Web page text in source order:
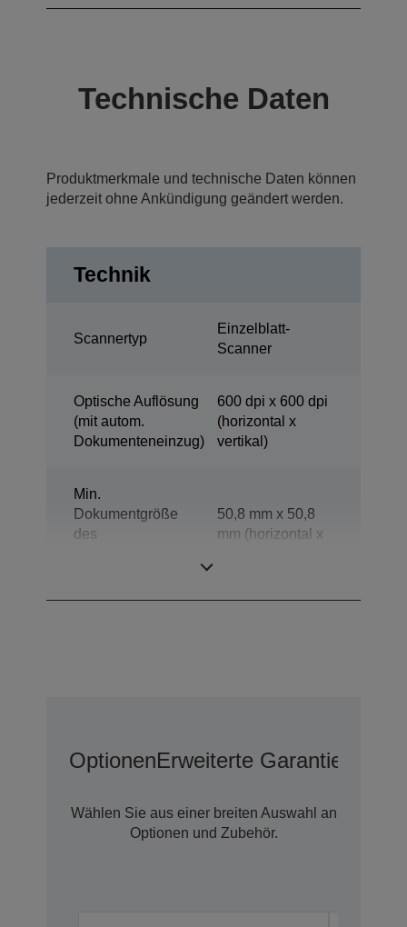
Technische Daten
Produktmerkmale und technische Daten können
jederzeit ohne Ankündigung geändert werden.
Technik
Scannertyp
Einzelblatt-
Scanner
Optische Auflösung
(mit autom.
Dokumenteneinzug)
600 dpi x 600 dpi
(horizontal x
vertikal)
Min.
Dokumentgröße
des
50,8 mm x 50,8
mm (horizontal x
OptionenErweiterte
Wählen Sie aus einer breiten Auswahl an
Optionen und Zubehör.